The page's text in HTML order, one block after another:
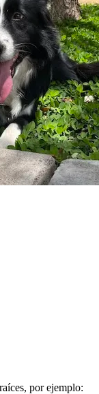
por ejemplo: